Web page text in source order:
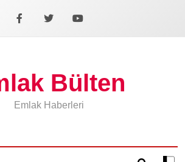
Facebook
X YouTube
Bülten
Emlak Haberleri